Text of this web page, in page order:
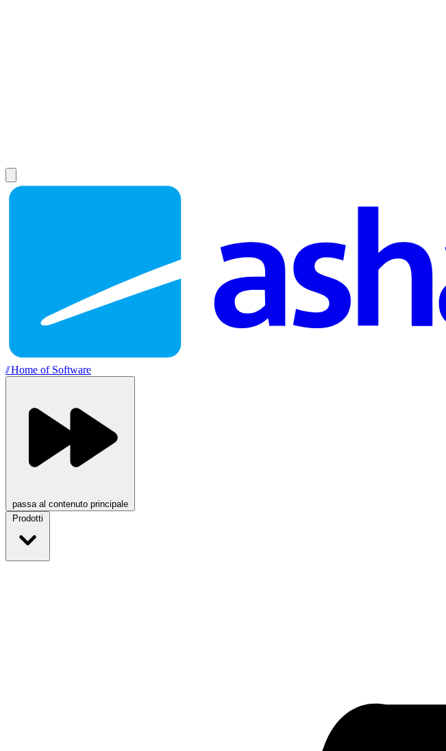
//Home of Software
passa al contenuto principale
Prodotti